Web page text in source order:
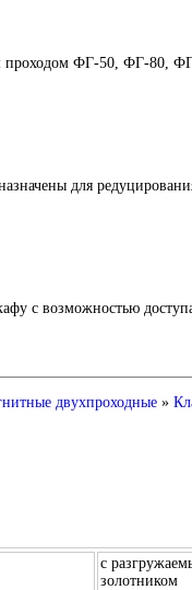
проходом ФГ-50, ФГ-
для редуцирования
возможностью доступа
двухпроходные»
с
золотником